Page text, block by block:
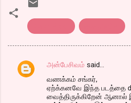
C
அன்பேசிவம் said…
வணக்கம் சங்கர்,
ஏற்க்கனவே இந்த படத்தை
வைத்திருக்கிறேன் ஆனால்